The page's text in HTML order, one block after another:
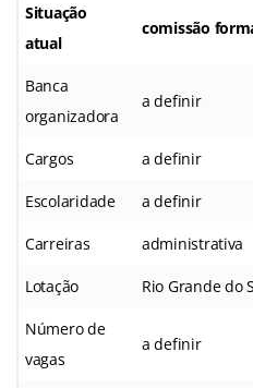
Situação
atual
comissão
Banca
organizadora
a definir
Cargos a definir
Escolaridade a definir
Carreiras administrativa
Lotação Rio Grande do
Número de
vagas
a definir